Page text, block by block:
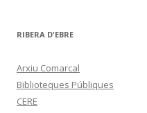
RIBERA D'EBRE
Arxiu Comarcal
Biblioteques Públiques
CERE